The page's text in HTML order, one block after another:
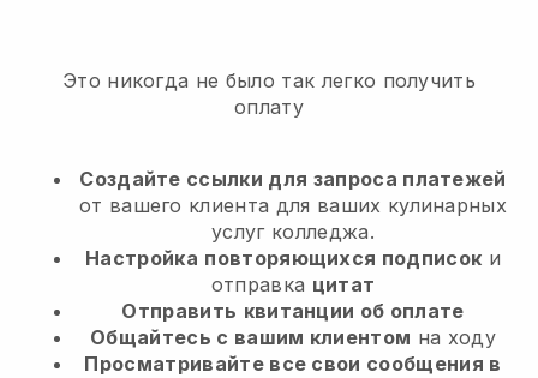
Это никогда не было так легко получить
оплату
Создайте ссылки для запроса платежей
от вашего клиента для ваших кулинарных
услуг колледжа.
Настройка повторяющихся подписок и
отправка цитат
Отправить квитанции об оплате
Общайтесь с вашим клиентом на ходу
Просматривайте все свои сообщения в